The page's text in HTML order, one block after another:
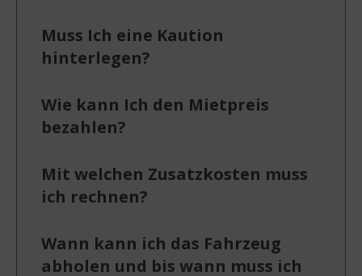
Muss Ich eine Kaution
hinterlegen?
Wie kann Ich den Mietpreis
bezahlen?
Mit welchen Zusatzkosten muss
ich rechnen?
Wann kann ich das Fahrzeug
abholen und bis wann muss ich